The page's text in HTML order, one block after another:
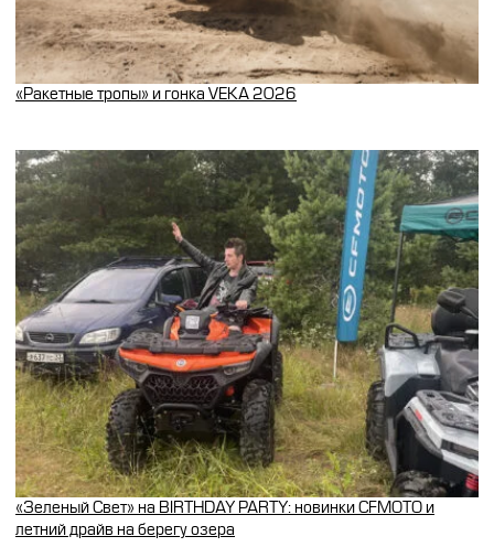
«Ракетные тропы» и гонка VEKA 2026
«Зеленый Свет» на BIRTHDAY PARTY: новинки CFMOTO и
летний драйв на берегу озера